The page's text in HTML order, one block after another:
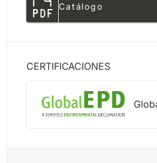
Catálogo
CERTIFICACIONES